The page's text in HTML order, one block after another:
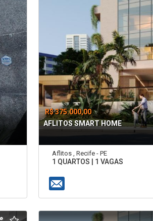
R$ 375.000,00
AFLITOS SMART HOME
Aflitos , Recife - PE
1 QUARTOS | 1 VAGAS